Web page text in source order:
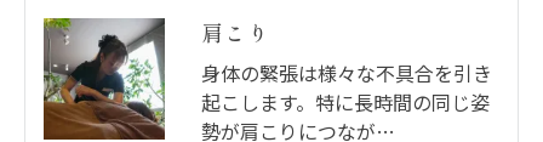
肩こり
身体の緊張は様々な不具合を引き
起こします。特に長時間の同じ姿
勢が肩こりにつなが…